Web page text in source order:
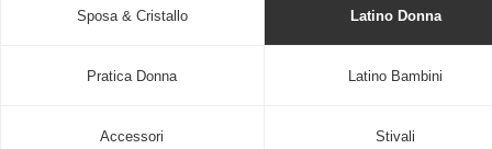
Sposa & Cristallo Latino Donna
Pratica Donna Latino Bambini
Accessori Stivali